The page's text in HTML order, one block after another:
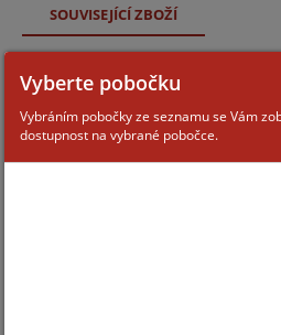
SOUVISEJÍCÍ ZBOŽÍ
Vyberte pobočku
Vybráním pobočky ze seznamu se Vám
dostupnost na vybrané pobočce.